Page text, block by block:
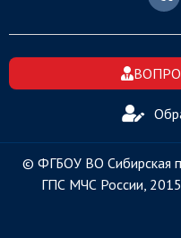
© ФГБОУ ВО Сибирская
ГПС МЧС России,